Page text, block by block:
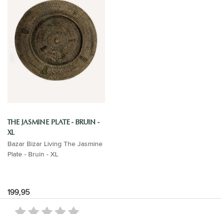
THE JASMINE PLATE - BRUIN -
XL
Bazar Bizar Living The Jasmine
Plate - Bruin - XL
199,95